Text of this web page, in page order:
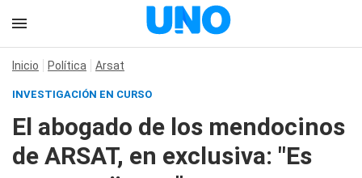
Inicio Política Arsat
INVESTIGACIÓN EN CURSO
El abogado de los mendocinos
de ARSAT, en exclusiva: "Es